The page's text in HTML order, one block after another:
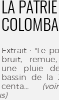
LA
COLOMBA
Extrait : "Le
bruit,
une pluie
bassin de la
centa...